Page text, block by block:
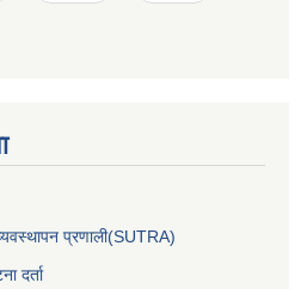
प्रणाली(SUTRA)
दर्ता